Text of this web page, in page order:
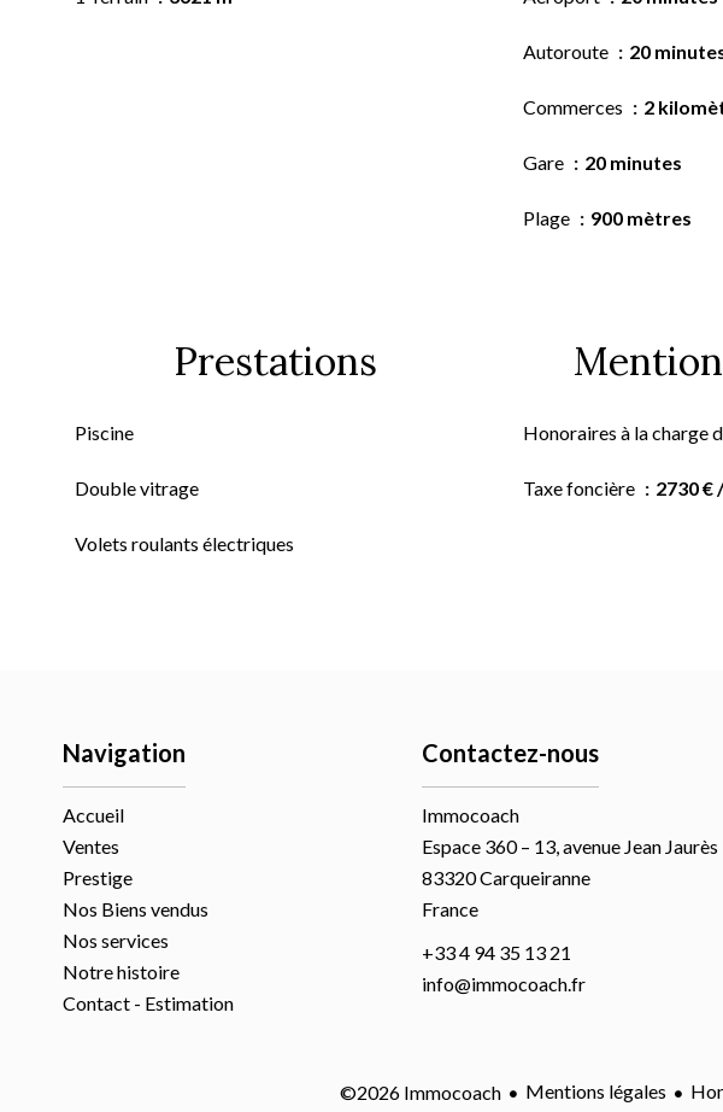
Autoroute 20
Commerces 2
Gare 20 minutes
Plage 900 mètres
Prestations
Piscine
Double vitrage
Volets roulants électriques
Honoraires à la charge
Taxe foncière 2730 €
Navigation
Accueil
Ventes
Prestige
Nos Biens vendus
Nos services
Notre histoire
Contact - Estimation
Contactez-nous
Immocoach
Espace 360 – 13, avenue Jean Jaurès
83320Carqueiranne
France
+33 4 94 35 13 21
info@immocoach.fr
©2026 Immocoach Mentions légales